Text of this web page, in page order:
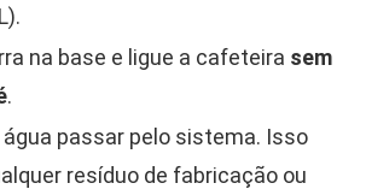
na base e ligue a cafeteira sem
.
água passar pelo sistema. Isso
resíduo de fabricação ou